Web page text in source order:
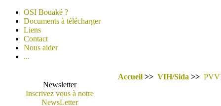
OSI Bouaké ?
Documents à télécharger
Liens
Contact
Nous aider
...
Newsletter
Inscrivez vous à notre
NewsLetter
Accueil >> VIH/Sida >>